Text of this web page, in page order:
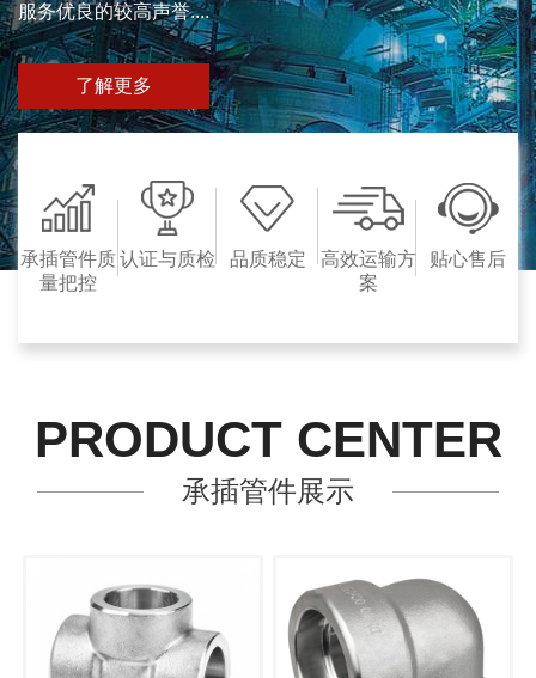
服务优良的较高声誉....
了解更多
承插管件质
量把控
认证与质检 品质稳定
高效运输方
案
贴心售后
PRODUCT CENTER
承插管件展示